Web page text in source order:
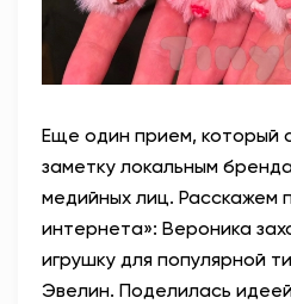
Еще один прием, который
заметку локальным
медийных лиц. Расскажем
интернета»: Вероника
игрушку для популярной
Эвелин. Поделилась